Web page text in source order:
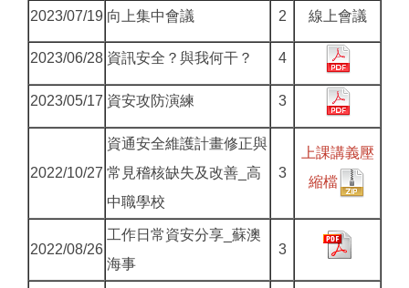
2023/07/19 向上集中會議 2 線上會議
2023/06/28 資訊安全？與我何干？ 4
2023/05/17 資安攻防演練 3
2022/10/27
資通安全維護計畫修正與
常見稽核缺失及改善_高
中職學校
3
上課講義壓
縮檔
2022/08/26
工作日常資安分享_蘇澳
海事
3